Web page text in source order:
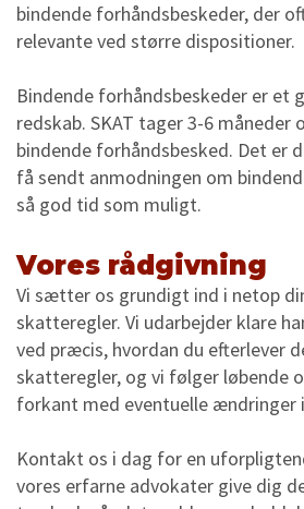
bindende forhåndsbeskeder, der
relevante ved større dispositioner.
Bindende forhåndsbeskeder er et
redskab. SKAT tager 3-6 måneder
bindende forhåndsbesked. Det er
få sendt anmodningen om
så god tid som muligt.
Vores rådgivning
Vi sætter os grundigt ind i netop
skatteregler. Vi udarbejder klare
ved præcis, hvordan du efterlever
skatteregler, og vi følger løbende
forkant med eventuelle ændringer
Kontakt os i dag for en
vores erfarne advokater give dig